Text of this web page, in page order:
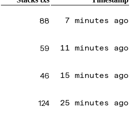
88 7 minutes ago
59 11 minutes ago
46 15 minutes ago
124 25 minutes ago